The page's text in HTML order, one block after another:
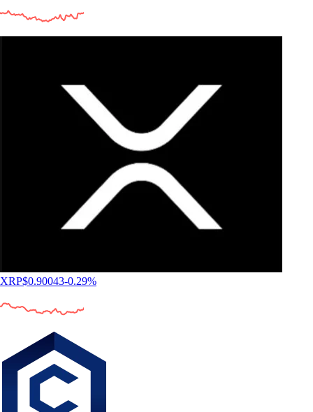
XRP$0.90043-0.29%